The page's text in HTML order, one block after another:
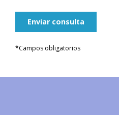
Enviar consulta
*Campos obligatorios